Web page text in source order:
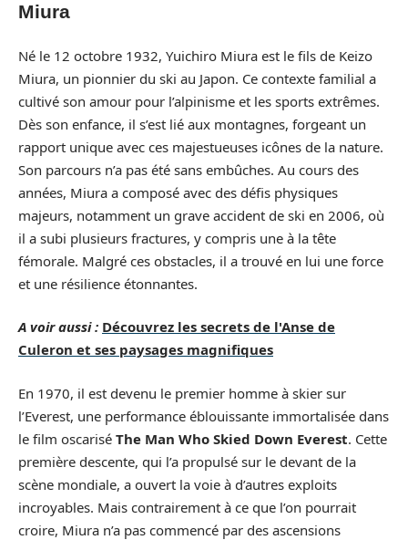
Miura
Né le 12 octobre 1932, Yuichiro Miura est le fils de Keizo
Miura, un pionnier du ski au Japon. Ce contexte familial a
cultivé son amour pour l’alpinisme et les sports extrêmes.
Dès son enfance, il s’est lié aux montagnes, forgeant un
rapport unique avec ces majestueuses icônes de la nature.
Son parcours n’a pas été sans embûches. Au cours des
années, Miura a composé avec des défis physiques
majeurs, notamment un grave accident de ski en 2006, où
il a subi plusieurs fractures, y compris une à la tête
fémorale. Malgré ces obstacles, il a trouvé en lui une force
et une résilience étonnantes.
A voir aussi : Découvrez les secrets de l'Anse de
Culeron et ses paysages magnifiques
En 1970, il est devenu le premier homme à skier sur
l’Everest, une performance éblouissante immortalisée dans
le film oscarisé The Man Who Skied Down Everest. Cette
première descente, qui l’a propulsé sur le devant de la
scène mondiale, a ouvert la voie à d’autres exploits
incroyables. Mais contrairement à ce que l’on pourrait
croire, Miura n’a pas commencé par des ascensions